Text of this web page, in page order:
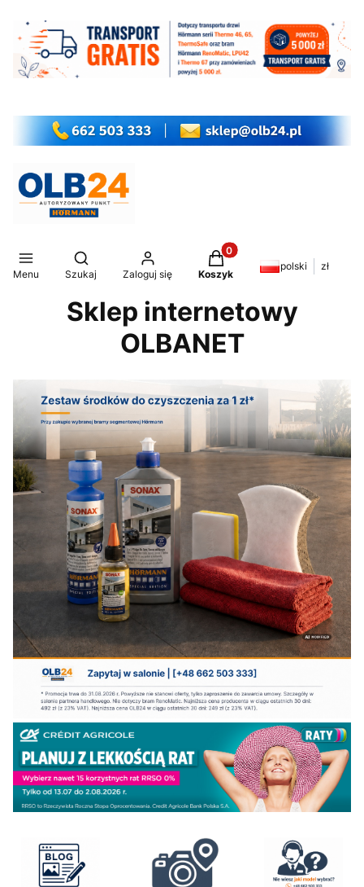
Menu
Otwórz wyszukiwarkę
Szukaj Zaloguj się
Produkty w koszyku: 0.
Koszyk
polski zł
Sklep internetowy
OLBANET